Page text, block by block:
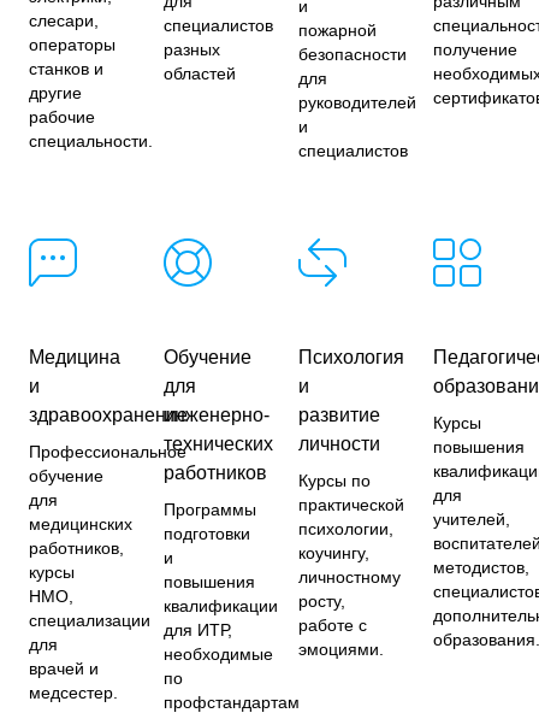
слесари,
операторы
станков и
другие
рабочие
специальности.
специалистов
разных
областей
и
пожарной
безопасности
для
руководителей
и
специалистов
получение
Медицина
и
здравоохранение
Профессиональное
обучение
для
медицинских
работников,
курсы
НМО,
специализации
для
врачей и
медсестер.
Обучение
для
инженерно-
технических
работников
Программы
подготовки
и
повышения
квалификации
для ИТР,
необходимые
по
профстандартам
Психология
и
развитие
личности
Курсы по
практической
психологии,
коучингу,
личностному
росту,
работе с
эмоциями.
Курсы
повышения
для
учителей,
методистов,
образования.